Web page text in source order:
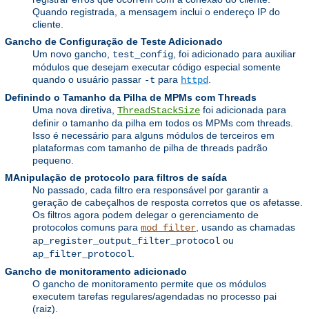
Quando registrada, a mensagem inclui o endereço IP do
cliente.
Gancho de Configuração de Teste Adicionado
Um novo gancho, test_config , foi adicionado para auxiliar
módulos que desejam executar código especial somente
quando o usuário passar -t para httpd
Definindo o Tamanho da Pilha de MPMs com Threads
Uma nova diretiva, ThreadStackSize foi adicionada para
definir o tamanho da pilha em todos os MPMs com threads.
Isso é necessário para alguns módulos de terceiros em
plataformas com tamanho de pilha de threads padrão
pequeno.
MAnipulação de protocolo para filtros de saída
No passado, cada filtro era responsável por garantir a
geração de cabeçalhos de resposta corretos que os afetasse.
Os filtros agora podem delegar o gerenciamento de
protocolos comuns para mod_filter , usando as chamadas
ap_register_output_filter_protocol ou
ap_filter_protocol
Gancho de monitoramento adicionado
O gancho de monitoramento permite que os módulos
executem tarefas regulares/agendadas no processo pai
(raiz).